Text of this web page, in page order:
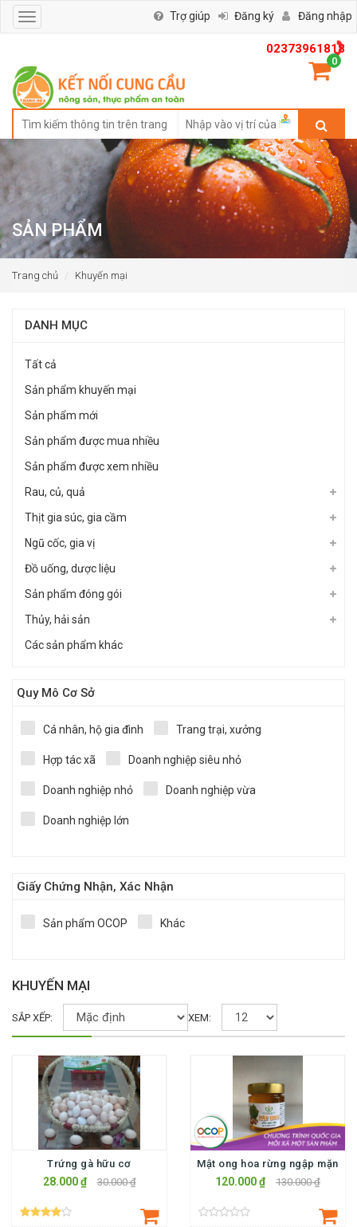
02373961818
0
Toggle
navigation
Trợ giúp Đăng ký Đăng nhập
SẢN PHẨM
Trang chủ Khuyến mại
DANH MỤC
Tất cả
Sản phẩm khuyến mại
Sản phẩm mới
Sản phẩm được mua nhiều
Sản phẩm được xem nhiều
Rau, củ, quả
Thịt gia súc, gia cầm
Ngũ cốc, gia vị
Đồ uống, dược liệu
Sản phẩm đóng gói
Thủy, hải sản
Các sản phẩm khác
Quy Mô Cơ Sở
Cá nhân, hộ gia đình Trang trại, xưởng
Hợp tác xã Doanh nghiệp siêu nhỏ
Doanh nghiệp nhỏ Doanh nghiệp vừa
Doanh nghiệp lớn
Giấy Chứng Nhận, Xác Nhận
Sản phẩm OCOP Khác
KHUYẾN MẠI
SẮP XẾP: XEM:
Trứng gà hữu cơ
28.000 ₫ 30.000 ₫
Mật ong hoa rừng ngập mặn
120.000 ₫ 130.000 ₫